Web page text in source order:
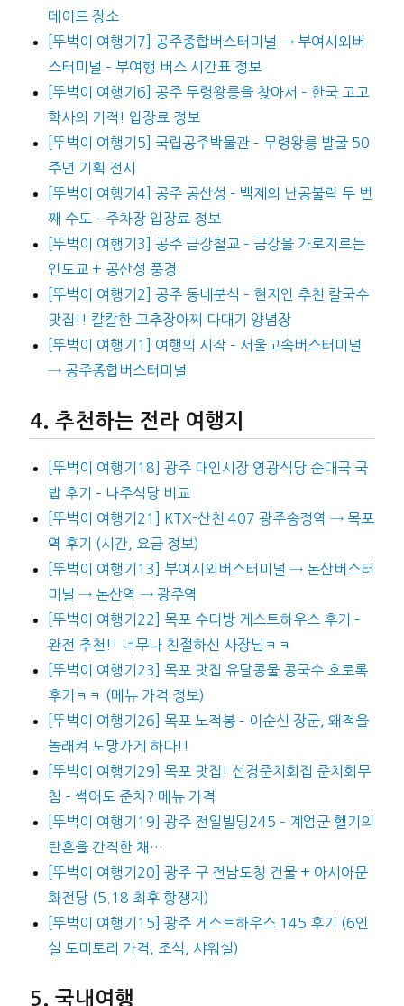
데이트 장소
[뚜벅이 여행기7] 공주종합버스터미널 → 부여시외버
스터미널 – 부여행 버스 시간표 정보
[뚜벅이 여행기6] 공주 무령왕릉을 찾아서 – 한국 고고
학사의 기적! 입장료 정보
[뚜벅이 여행기5] 국립공주박물관 – 무령왕릉 발굴 50
주년 기획 전시
[뚜벅이 여행기4] 공주 공산성 – 백제의 난공불락 두 번
째 수도 – 주차장 입장료 정보
[뚜벅이 여행기3] 공주 금강철교 – 금강을 가로지르는
인도교 + 공산성 풍경
[뚜벅이 여행기2] 공주 동네분식 – 현지인 추천 칼국수
맛집!! 칼칼한 고추장아찌 다대기 양념장
[뚜벅이 여행기1] 여행의 시작 – 서울고속버스터미널
→ 공주종합버스터미널
추천하는 전라 여행지
[뚜벅이 여행기18] 광주 대인시장 영광식당 순대국 국
밥 후기 – 나주식당 비교
[뚜벅이 여행기21] KTX-산천 407 광주송정역 → 목포
역 후기 (시간, 요금 정보)
[뚜벅이 여행기13] 부여시외버스터미널 → 논산버스터
미널 → 논산역 → 광주역
[뚜벅이 여행기22] 목포 수다방 게스트하우스 후기 –
완전 추천!! 너무나 친절하신 사장님ㅋㅋ
[뚜벅이 여행기23] 목포 맛집 유달콩물 콩국수 호로록
후기ㅋㅋ (메뉴 가격 정보)
[뚜벅이 여행기26] 목포 노적봉 – 이순신 장군, 왜적을
놀래켜 도망가게 하다!!
[뚜벅이 여행기29] 목포 맛집! 선경준치회집 준치회무
침 – 썩어도 준치? 메뉴 가격
[뚜벅이 여행기19] 광주 전일빌딩245 – 계엄군 헬기의
탄흔을 간직한 채…
[뚜벅이 여행기20] 광주 구 전남도청 건물 + 아시아문
화전당 (5.18 최후 항쟁지)
[뚜벅이 여행기15] 광주 게스트하우스 145 후기 (6인
실 도미토리 가격, 조식, 샤워실)
국내여행